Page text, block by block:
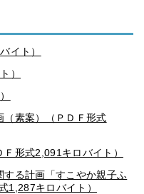
イト）
）
素案）（ＰＤＦ形式
形式2,091キロバイト）
る計画「すこやか親子ふ
1,287キロバイト）